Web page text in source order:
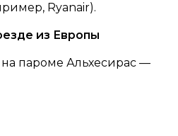
Ryanair).
из Европы
пароме Альхесирас —